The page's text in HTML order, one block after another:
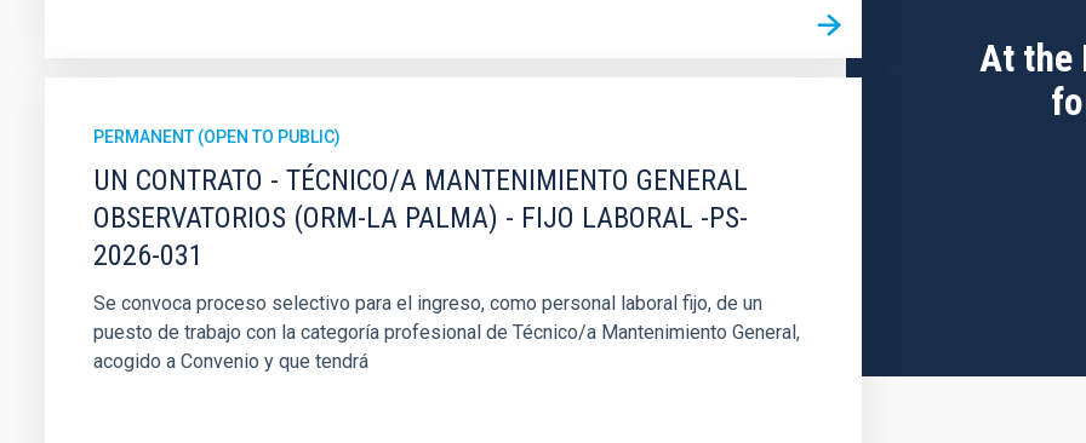
PERMANENT (OPEN TO PUBLIC)
UN CONTRATO - TÉCNICO/A MANTENIMIENTO GENERAL
OBSERVATORIOS (ORM-LA PALMA) - FIJO LABORAL -PS-
2026-031
Se convoca proceso selectivo para el ingreso, como personal laboral fijo, de un
puesto de trabajo con la categoría profesional de Técnico/a Mantenimiento General,
acogido a Convenio y que tendrá
At the